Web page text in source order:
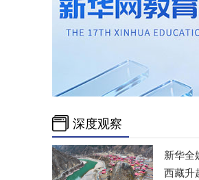
深度观察
新华全
西藏升